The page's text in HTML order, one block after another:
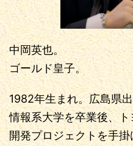
中岡英也。
ゴールド皇子。
1982年生まれ。広島県出
情報系大学を卒業後、
開発プロジェクトを手